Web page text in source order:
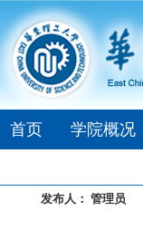
首页 学院概况
发布人：管理员